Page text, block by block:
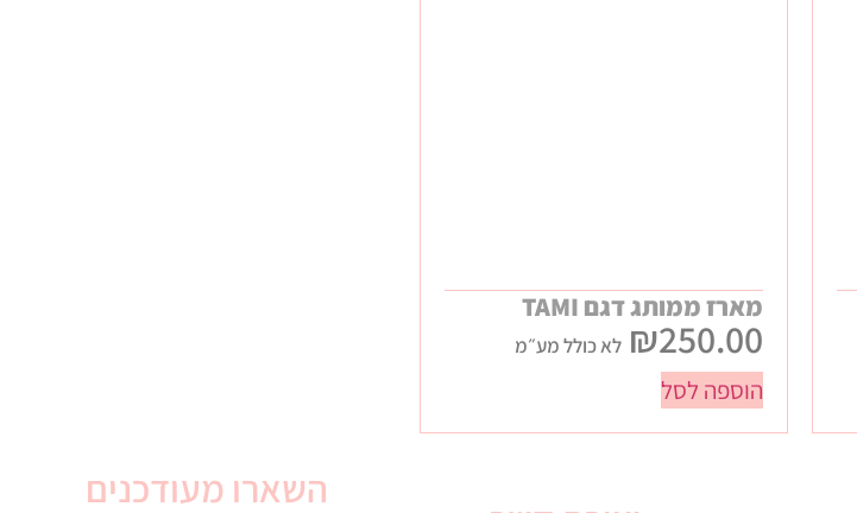
מארז ממותג דגם TAMI
₪250.00 לא כולל מע״מ
הוספה לסל
השארו מעודכנים